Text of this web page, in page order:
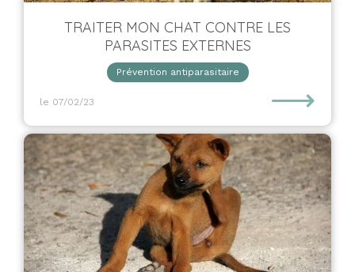
TRAITER MON CHAT CONTRE LES
PARASITES EXTERNES
Prévention antiparasitaire
le 07/02/23 ⟶